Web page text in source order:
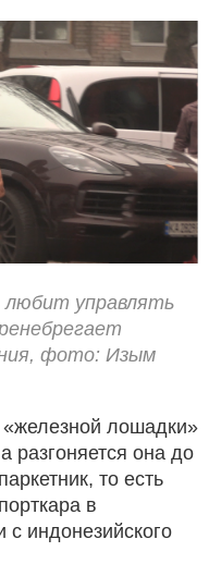
любит управлять
фото: Изым
«железной лошадки»
разгоняется она до
то есть
в
с индонезийского